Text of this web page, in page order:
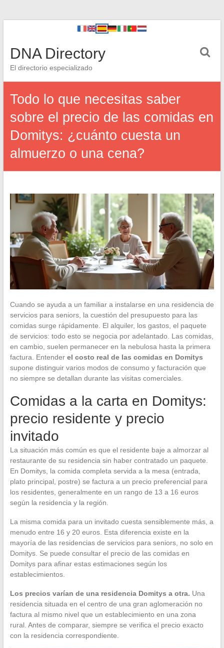
DNA Directory
El directorio especializado
Todo lo que necesitas saber
sobre el precio de las comidas en
Domitys: ¿cuánto cuesta un
almuerzo o una cena?
Cuando se ayuda a un familiar a instalarse en una residencia de
servicios para seniors, la cuestión del presupuesto para las
comidas surge rápidamente. El alquiler, los gastos, el paquete
de servicios: todo esto se negocia por adelantado. Las comidas,
en cambio, suelen permanecer en la nebulosa hasta la primera
factura. Entender el costo real de las comidas en Domitys
supone distinguir varios modos de consumo y facturación que
no siempre se detallan durante las visitas comerciales.
Comidas a la carta en Domitys:
precio residente y precio
invitado
La situación más común es que el residente baje a almorzar al
restaurante de su residencia sin haber contratado un paquete.
En Domitys, la comida completa servida a la mesa (entrada,
plato principal, postre) se factura a un precio preferencial para
los residentes, generalmente en un rango de 13 a 16 euros
según la residencia y la región.
La misma comida para un invitado cuesta sensiblemente más, a
menudo entre 16 y 20 euros. Esta diferencia existe en la
mayoría de las residencias de servicios para seniors, no solo en
Domitys. Se puede consultar el precio de las comidas en
Domitys para afinar estas estimaciones según los
establecimientos.
Los precios varían de una residencia Domitys a otra. Una
residencia situada en el centro de una gran aglomeración no
factura al mismo nivel que un establecimiento en una zona
rural. Antes de comparar, siempre se verifica el precio exacto
con la residencia correspondiente.